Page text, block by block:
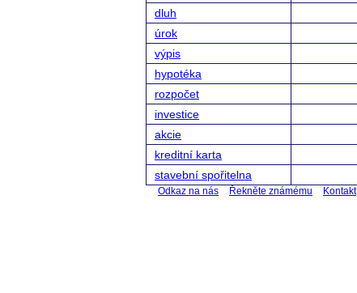
dluh
úrok
výpis
hypotéka
rozpočet
investice
akcie
kreditní karta
stavební spořitelna
Odkaz na nás Řekněte známému Kontakt